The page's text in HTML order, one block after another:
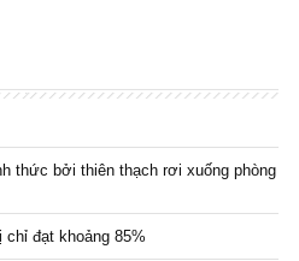
thức bởi thiên thạch rơi xuống phòng
đạt khoảng 85%